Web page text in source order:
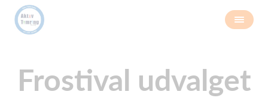
Frostival udvalget